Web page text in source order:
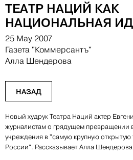
ТЕАТР НАЦИЙ КАК
НАЦИОНАЛЬНАЯ
25 May 2007
Газета "Коммерсантъ"
Алла Шендерова
НАЗАД
Новый худрук Театра Наций актер
журналистам о грядущем превращении
учреждения в "самую крупную открытую
России". Рассказывает Алла